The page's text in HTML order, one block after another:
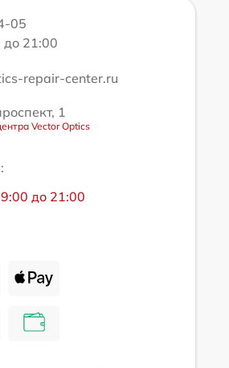
05
до 21:00
repair-center.ru
1
Vector Optics
до 21:00